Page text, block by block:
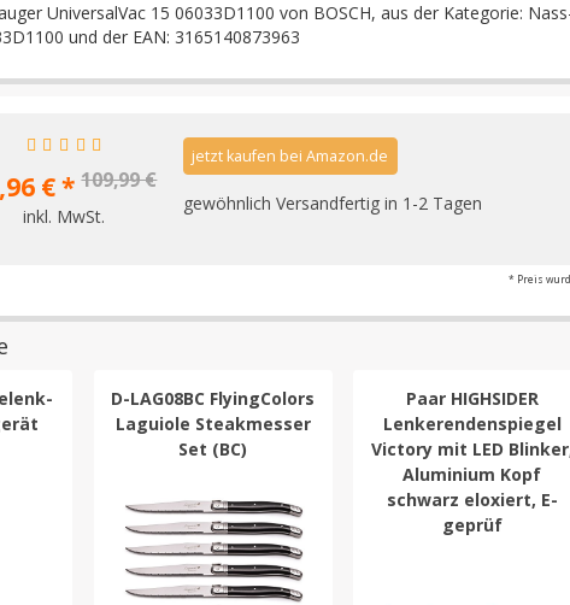
UniversalVac 15 06033D1100 von BOSCH, aus der Kategorie:
und der EAN: 3165140873963
€ *109,99 €
inkl. MwSt.
jetzt kaufen bei Amazon.de
gewöhnlich Versandfertig in 1-2 Tagen
* Preis
D-LAG08BC FlyingColors
Laguiole Steakmesser
Set (BC)
Paar HIGHSIDER
Lenkerendenspiegel
Victory mit LED
Aluminium Kopf
schwarz eloxiert, E-
geprüf